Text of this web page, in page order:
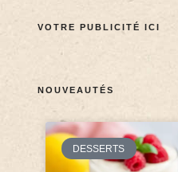
VOTRE PUBLICITÉ ICI
NOUVEAUTÉS
DESSERTS